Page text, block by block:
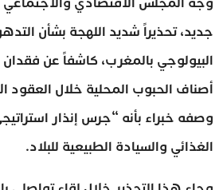
جديد، تحذيراً شديد اللهجة بشأن
أصناف الحبوب المحلية خلال العقود
وصفه خبراء بأنه “جرس إنذار
الغذائي والسيادة الطبيعية للبلاد.